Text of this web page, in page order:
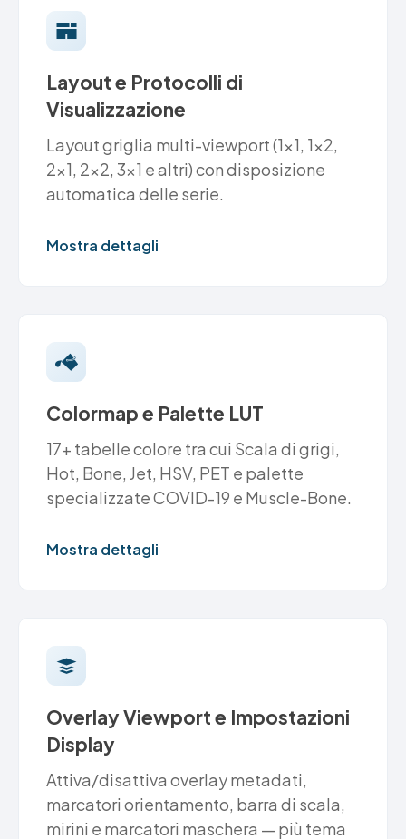
Layout e Protocolli di
Visualizzazione
Layout griglia multi-viewport (1x1, 1x2,
2x1, 2x2, 3x1 e altri) con disposizione
automatica delle serie.
Mostra dettagli
Colormap e Palette LUT
17+ tabelle colore tra cui Scala di grigi,
Hot, Bone, Jet, HSV, PET e palette
specializzate COVID-19 e Muscle-Bone.
Mostra dettagli
Overlay Viewport e Impostazioni
Display
Attiva/disattiva overlay metadati,
marcatori orientamento, barra di scala,
mirini e marcatori maschera — più tema